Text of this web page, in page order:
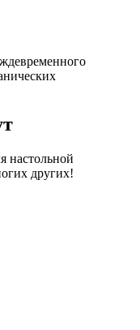
настольной
других!